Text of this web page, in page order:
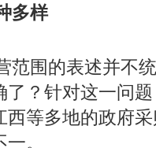
多样
范围的表述并不
了？针对这一问
西等多地的政府
。